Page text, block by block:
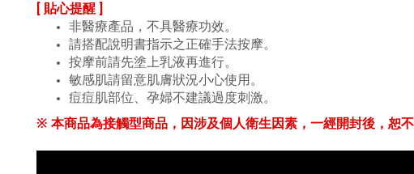
[ 貼心提醒 ]
非醫療產品，不具醫療功效。
請搭配說明書指示之正確手法按摩。
按摩前請先塗上乳液再進行。
敏感肌請留意肌膚狀況小心使用。
痘痘肌部位、孕婦不建議過度刺激。
※ 本商品為接觸型商品，因涉及個人衛生因素，一經開封後，恕不